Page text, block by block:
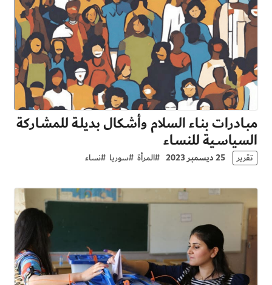
مبـادرات بنـاء السلام وأشـكال بديلـة للمشـاركة
السياسـية للنسـاء
تقرير 25 ديسمبر 2023 #المرأة #سوريا #نساء